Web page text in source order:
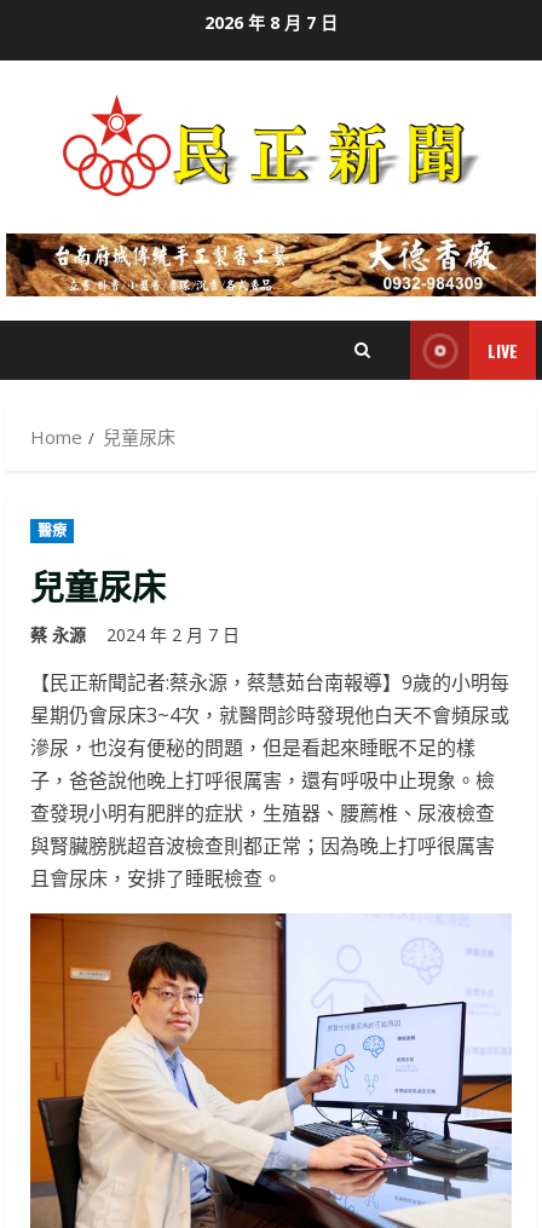
2026 年 8 月 7 日
LIVE
Home 兒童尿床
醫療
兒童尿床
蔡 永源 2024 年 2 月 7 日
【民正新聞記者:蔡永源，蔡慧茹台南報導】9歲的小明每
星期仍會尿床3~4次，就醫問診時發現他白天不會頻尿或
滲尿，也沒有便秘的問題，但是看起來睡眠不足的樣
子，爸爸說他晚上打呼很厲害，還有呼吸中止現象。檢
查發現小明有肥胖的症狀，生殖器、腰薦椎、尿液檢查
與腎臟膀胱超音波檢查則都正常；因為晚上打呼很厲害
且會尿床，安排了睡眠檢查。